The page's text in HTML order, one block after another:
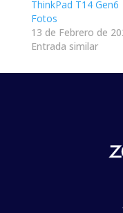
ThinkPad T14 Gen6
Fotos
13 de Febrero de
Entrada similar